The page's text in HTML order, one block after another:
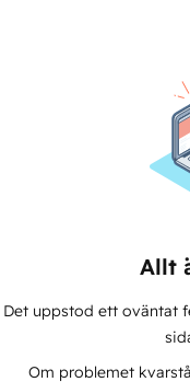
Allt
Det uppstod ett oväntat
Om problemet